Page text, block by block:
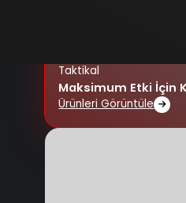
Taktikal
Maksimum Etki İçin
Ürünleri Görüntüle